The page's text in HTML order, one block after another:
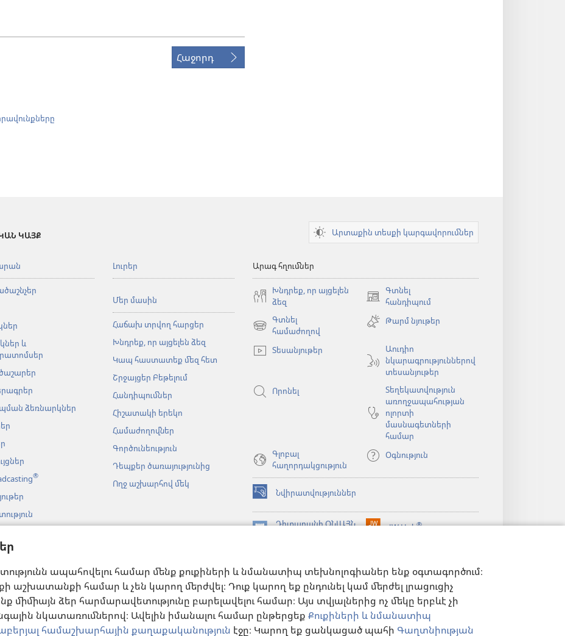
ապահովելու համար մենք քուքիների և նմանատիպ տեխնոլոգիաներ ենք օգտագործում։
աշխատանքի համար և չեն կարող մերժվել։ Դուք կարող եք ընդունել կամ մերժել լրացուցիչ
միմիայն ձեր հարմարավետությունը բարելավելու համար։ Այս տվյալներից ոչ մեկը երբևէ չի
նկատառումներով։ Ավելին իմանալու համար ընթերցեք Քուքիների և նմանատիպ
համաշխարհային քաղաքականություն էջը։ Կարող եք ցանկացած պահի Գաղտնիության
Հաջորդ
ԿԱՅՔ Արտաքին տեսքի կարգավորումներ
և
ձեռնարկներ
®
Լուրեր
Մեր մասին
Հաճախ տրվող հարցեր
Խնդրեք, որ այցելեն ձեզ
Կապ հաստատեք մեզ հետ
Շրջայցեր Բեթելում
Հանդիպումներ
Հիշատակի երեկո
Համաժողովներ
Գործունեություն
Դեպքեր ծառայությունից
Ողջ աշխարհով մեկ
Արագ հղումներ
Խնդրեք, որ այցելեն
ձեզ
Գտնել
հանդիպում
(բացվում
նոր
Գտնել
համաժողով
(բացվում
նոր
Թարմ նյութեր
Տեսանյութեր
Աուդիո
նկարագրություններով
տեսանյութեր
Որոնել
Տեղեկատվություն
առողջապահության
ոլորտի
մասնագետների
համար
Գլոբալ
հաղորդակցություն
Օգնություն
Նվիրատվություններ
(բացվում
է
նոր
Դիտարանի ՕՆԼԱՅՆ
պատուհան)
JW Hub®
պատուհան)